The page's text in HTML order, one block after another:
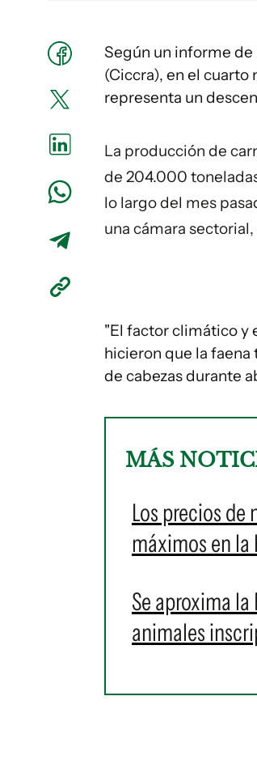
Según un informe
(Ciccra), en el
representa un
La producción de
de 204.000
lo largo del mes
una cámara
"El factor climático y
hicieron que la
de cabezas durante
MÁS
Los precios
máximos en la
Se aproxima
animales